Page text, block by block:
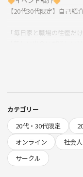
【20代30代限定】自己紹
「毎日家と職場の往復だ
**自然に人とつながれる
“その人の考え方や感性で
友活・恋活・仲間づくり
**人生にプラスになる出
---
カテゴリー
20代・30代限定
オンライン
社会人
サークル